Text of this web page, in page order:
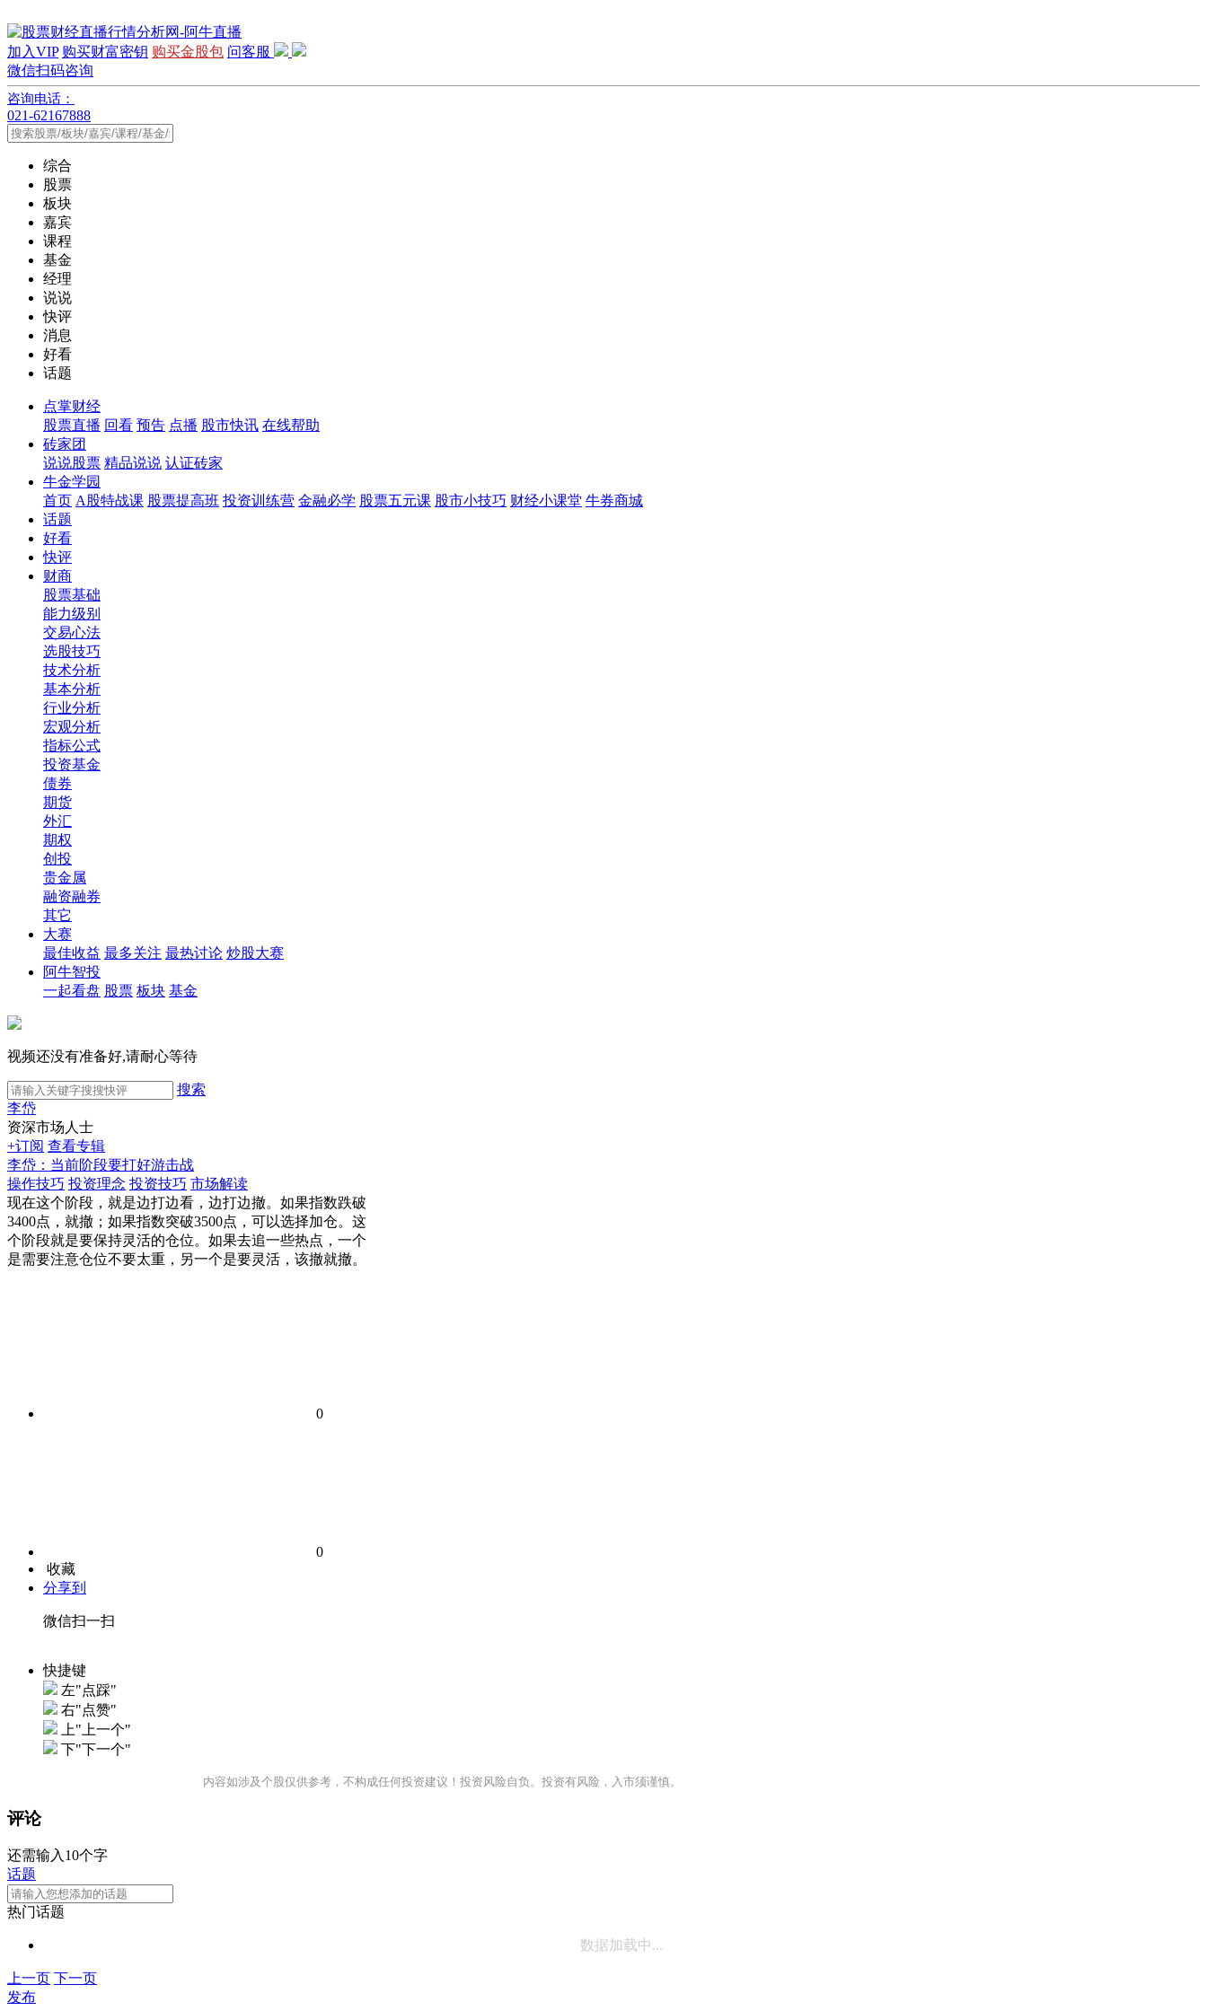
加入VIP 购买财富密钥 购买金股包 问客服
微信扫码咨询
咨询电话：
021-62167888
综合
股票
板块
嘉宾
课程
基金
经理
说说
快评
消息
好看
话题
点掌财经
股票直播 回看 预告 点播 股市快讯 在线帮助
砖家团
说说股票 精品说说 认证砖家
牛金学园
首页 A股特战课 股票提高班 投资训练营 金融必学 股票五元课 股市小技巧 财经小课堂 牛券商城
话题
好看
快评
财商
股票基础
能力级别
交易心法
选股技巧
技术分析
基本分析
行业分析
宏观分析
指标公式
投资基金
债券
期货
外汇
期权
创投
贵金属
融资融券
其它
大赛
最佳收益 最多关注 最热讨论 炒股大赛
阿牛智投
一起看盘 股票 板块 基金
视频还没有准备好,请耐心等待
搜索
李岱
资深市场人士
+订阅 查看专辑
李岱：当前阶段要打好游击战
操作技巧 投资理念 投资技巧 市场解读
现在这个阶段，就是边打边看，边打边撤。如果指数跌破
3400点，就撤；如果指数突破3500点，可以选择加仓。这
个阶段就是要保持灵活的仓位。如果去追一些热点，一个
是需要注意仓位不要太重，另一个是要灵活，该撤就撤。
0
0
收藏
分享到
微信扫一扫
快捷键
左"点踩"
右"点赞"
上"上一个"
下"下一个"
内容如涉及个股仅供参考，不构成任何投资建议！投资风险自负。投资有风险，入市须谨慎。
评论
还需输入10个字
话题
热门话题
数据加载中...
上一页 下一页
发布